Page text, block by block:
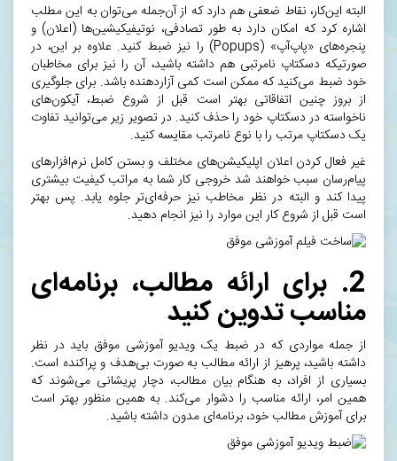
البته این‌کار، نقاط ضعفی هم دارد که از آن‌جمله می‌توان به این مطلب
اشاره کرد که امکان دارد به طور تصادفی، نوتیفیکیشین‌ها (اعلان) و
پنجره‌های «پاپ‌آپ» (Popups) را نیز ضبط کنید. علاوه بر این، در
صورتیکه دسکتاپ نامرتبی هم داشته باشید، آن را نیز برای مخاطبان
خود ضبط می‌کنید که ممکن است کمی آزاردهنده باشد. برای جلوگیری
از بروز چنین اتفاقاتی بهتر است قبل از شروع ضبط، آیکون‌های
ناخواسته در دسکتاپ خود را حذف کنید. در تصویر زیر می‌توانید تفاوت
یک دسکتاپ مرتب را با نوع نامرتب مقایسه کنید.
غیر فعال کردن اعلان اپلیکیشن‌های مختلف و بستن کامل نرم‌افزارهای
پیام‌رسان سبب خواهند شد خروجی کار شما به مراتب کیفیت بیشتری
پیدا کند و البته در نظر مخاطب نیز حرفه‌ای‌تر جلوه یابد. پس بهتر
است قبل از شروع کار این موارد را نیز انجام دهید.
2. برای ارائه مطالب، برنامه‌ای
مناسب تدوین کنید
از جمله مواردی که در ضبط یک ویدیو آموزشی موفق باید در نظر
داشته باشید، پرهیز از ارائه مطالب به صورت بی‌هدف و پراکنده است.
بسیاری از افراد، به هنگام بیان مطالب، دچار پریشانی می‌شوند که
همین امر،‌ ارائه مناسب را دشوار می‌کند. به همین منظور بهتر است
برای آموزش مطالب خود، برنامه‌ای مدون داشته باشید.